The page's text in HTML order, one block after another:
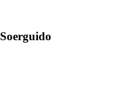
Soerguido